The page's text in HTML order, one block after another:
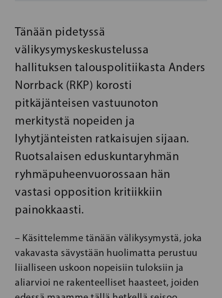
Tänään pidetyssä
välikysymyskeskustelussa
hallituksen talouspolitiikasta Anders
Norrback (RKP) korosti
pitkäjänteisen vastuunoton
merkitystä nopeiden ja
lyhytjänteisten ratkaisujen sijaan.
Ruotsalaisen eduskuntaryhmän
ryhmäpuheenvuorossaan hän
vastasi opposition kritiikkiin
painokkaasti.
– Käsittelemme tänään välikysymystä, joka
vakavasta sävystään huolimatta perustuu
liialliseen uskoon nopeisiin tuloksiin ja
aliarvioi ne rakenteelliset haasteet, joiden